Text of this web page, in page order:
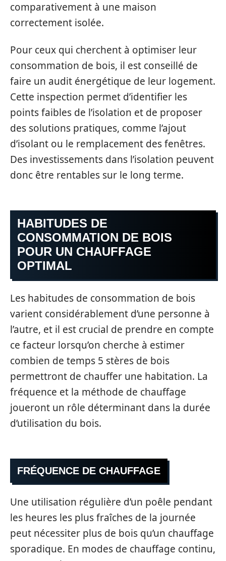
comparativement à une maison
correctement isolée.
Pour ceux qui cherchent à optimiser leur
consommation de bois, il est conseillé de
faire un audit énergétique de leur logement.
Cette inspection permet d’identifier les
points faibles de l’isolation et de proposer
des solutions pratiques, comme l’ajout
d’isolant ou le remplacement des fenêtres.
Des investissements dans l’isolation peuvent
donc être rentables sur le long terme.
HABITUDES DE
CONSOMMATION DE BOIS
POUR UN CHAUFFAGE
OPTIMAL
Les habitudes de consommation de bois
varient considérablement d’une personne à
l’autre, et il est crucial de prendre en compte
ce facteur lorsqu’on cherche à estimer
combien de temps 5 stères de bois
permettront de chauffer une habitation. La
fréquence et la méthode de chauffage
joueront un rôle déterminant dans la durée
d’utilisation du bois.
FRÉQUENCE DE CHAUFFAGE
Une utilisation régulière d’un poêle pendant
les heures les plus fraîches de la journée
peut nécessiter plus de bois qu’un chauffage
sporadique. En modes de chauffage continu,